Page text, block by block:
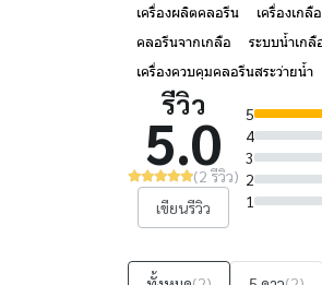
เครื่องผลิตคลอรีน เครื่องเกลือ
คลอรีนจากเกลือ
ระบบน้ำเกลื
เครื่องควบคุมคลอรีนสระว่ายน้ำ
รีวิว
5.0
(2 รีวิว)
เขียนรีวิว
1
2
3
4
5